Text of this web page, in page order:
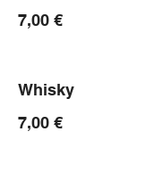
7,00 €
Whisky
7,00 €